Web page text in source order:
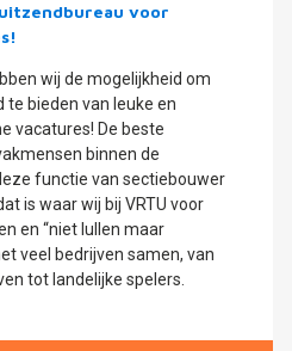
voor
wij de mogelijkheid om
bieden van leuke en
vacatures! De beste
binnen de
functie van sectiebouwer
is waar wij bij VRTU voor
en “niet lullen maar
veel bedrijven samen, van
tot landelijke spelers.